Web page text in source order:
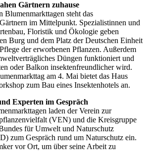
Gärtnern zuhause
Blumenmarkttagen steht das
im Mittelpunkt. Spezialistinnen und
Floristik und Ökologie geben
Burg und dem Platz der Deutschen Einheit
der erworbenen Pflanzen. Außerdem
Düngen funktioniert und
oder Balkon insektenfreundlicher wird.
am 4. Mai bietet das Haus
zum Bau eines Insektenhotels an.
Experten im Gespräch
laden der Verein zur
(VEN) und die Kreisgruppe
für Umwelt und Naturschutz
zum Gespräch rund um Naturschutz ein.
vor Ort, um über seine Arbeit zu